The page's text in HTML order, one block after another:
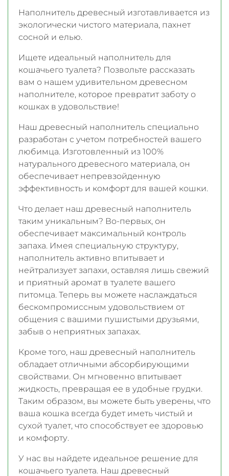
Наполнитель древесный изготавливается из
экологически чистого материала, пахнет
сосной и елью.
Ищете идеальный наполнитель для
кошачьего туалета? Позвольте рассказать
вам о нашем удивительном древесном
наполнителе, которое превратит заботу о
кошках в удовольствие!
Наш древесный наполнитель специально
разработан с учетом потребностей вашего
любимца. Изготовленный из 100%
натурального древесного материала, он
обеспечивает непревзойденную
эффективность и комфорт для вашей кошки.
Что делает наш древесный наполнитель
таким уникальным? Во-первых, он
обеспечивает максимальный контроль
запаха. Имея специальную структуру,
наполнитель активно впитывает и
нейтрализует запахи, оставляя лишь свежий
и приятный аромат в туалете вашего
питомца. Теперь вы можете наслаждаться
бескомпромиссным удовольствием от
общения с вашими пушистыми друзьями,
забыв о неприятных запахах.
Кроме того, наш древесный наполнитель
обладает отличными абсорбирующими
свойствами. Он мгновенно впитывает
жидкость, превращая ее в удобные грудки.
Таким образом, вы можете быть уверены, что
ваша кошка всегда будет иметь чистый и
сухой туалет, что способствует ее здоровью
и комфорту.
У нас вы найдете идеальное решение для
кошачьего туалета. Наш древесный